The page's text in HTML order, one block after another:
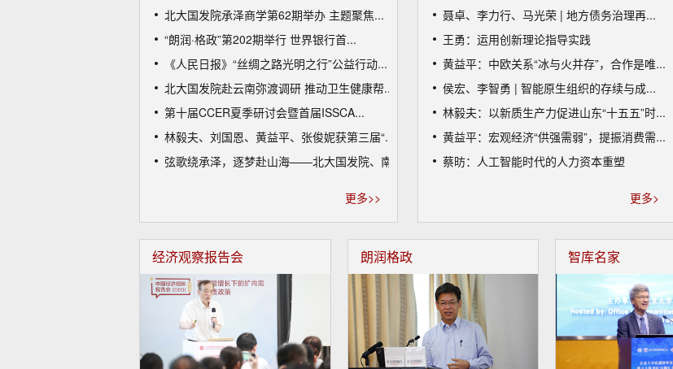
北大国发院承泽商学第62期举办 主题聚焦...
“朗润·格政”第202期举行 世界银行首...
《人民日报》“丝绸之路光明之行”公益行动...
北大国发院赴云南弥渡调研 推动卫生健康帮...
第十届CCER夏季研讨会暨首届ISSCA...
林毅夫、刘国恩、黄益平、张俊妮获第三届“...
弦歌绕承泽，逐梦赴山海——北大国发院、南...
更多>>
聂卓、李力行、马光荣 | 地方债务治理再...
王勇：运用创新理论指导实践
黄益平：中欧关系“冰与火并存”，合作是唯...
侯宏、李智勇 | 智能原生组织的存续与成...
林毅夫：以新质生产力促进山东“十五五”时...
黄益平：宏观经济“供强需弱”，提振消费需...
蔡昉：人工智能时代的人力资本重塑
更多>
经济观察报告会 朗润格政 智库名家